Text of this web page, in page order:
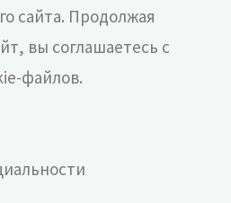
сайта. Продолжая
вы соглашаетесь с
файлов.